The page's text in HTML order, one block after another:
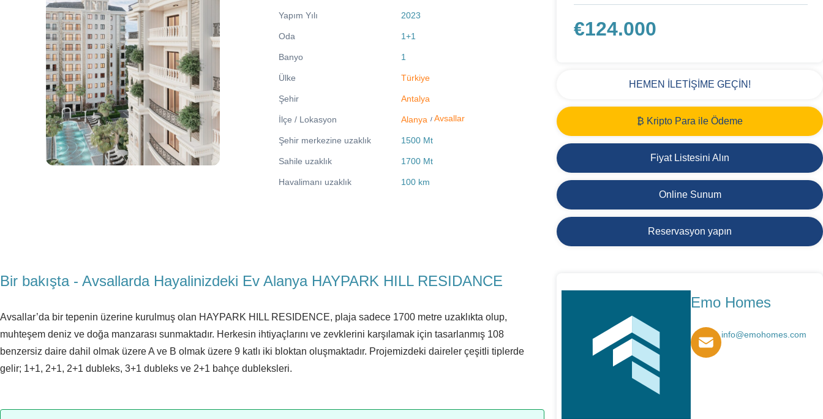
Yapım Yılı 2023
Oda 1+1
Banyo 1
Ülke Türkiye
Şehir Antalya
İlçe / Lokasyon Alanya /Avsallar
Şehir merkezine uzaklık 1500 Mt
Sahile uzaklık 1700 Mt
Havalimanı uzaklık 100 km
€124.000
HEMEN İLETİŞİME GEÇİN!
₿ Kripto Para ile Ödeme
Fiyat Listesini Alın
Online Sunum
Reservasyon yapın
Bir bakışta - Avsallarda Hayalinizdeki Ev Alanya HAYPARK HILL RESIDANCE
Avsallar’da bir tepenin üzerine kurulmuş olan HAYPARK HILL RESIDENCE, plaja sadece 1700 metre uzaklıkta olup,
muhteşem deniz ve doğa manzarası sunmaktadır. Herkesin ihtiyaçlarını ve zevklerini karşılamak için tasarlanmış 108
benzersiz daire dahil olmak üzere A ve B olmak üzere 9 katlı iki bloktan oluşmaktadır. Projemizdeki daireler çeşitli tiplerde
gelir; 1+1, 2+1, 2+1 dubleks, 3+1 dubleks ve 2+1 bahçe dubleksleri.
Emo Homes
info@emohomes.com